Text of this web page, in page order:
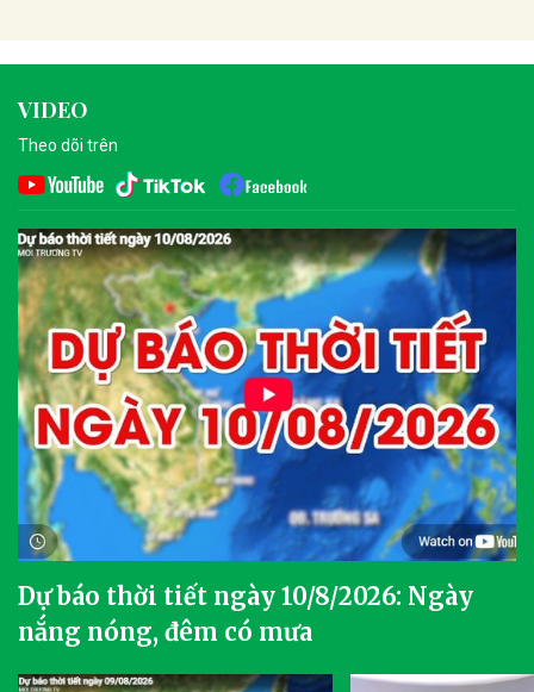
VIDEO
Theo dõi trên
Dự báo thời tiết ngày 10/8/2026: Ngày
nắng nóng, đêm có mưa